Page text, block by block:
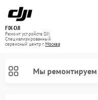
FIX-DJI
Ремонт устройств DJI
Специализированный
cервисный центр г.Москва
Мы ремонтируем